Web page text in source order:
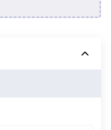
雲端硬碟